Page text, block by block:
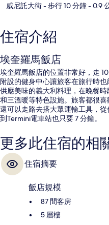
威尼託大街- 步行 10 分鐘- 0.9
住宿介紹
埃奎羅馬飯店
埃奎羅馬飯店的位置非常好，走
附設的健身中心讓旅客在旅行時
供應美味的義大利料理，在晚餐
和三溫暖等特色設施。旅客都很
還可以走路去搭大眾運輸工具，從
到Termini電車站也只要 7 分鐘。
更多此住宿的相
住宿摘要
飯店規模
87 間客房
5 層樓